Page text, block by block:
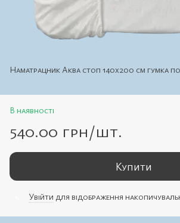
Наматрацник Аква стоп 140х200 см гумка
В наявності
540.00 грн/шт.
Купити
Увійти для відображення